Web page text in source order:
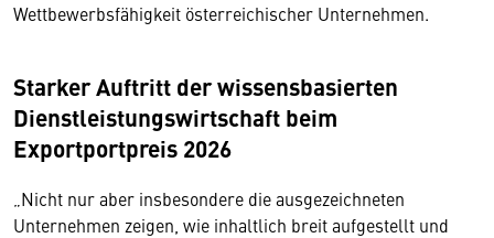
Wettbewerbsfähigkeit österreichischer Unternehmen.
Starker Auftritt der wissensbasierten
Dienstleistungswirtschaft beim
Exportportpreis 2026
„Nicht nur aber insbesondere die ausgezeichneten
Unternehmen zeigen, wie inhaltlich breit aufgestellt und